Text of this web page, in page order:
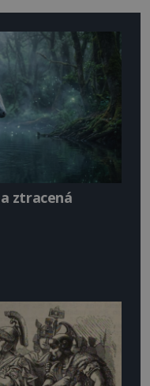
Mnozí
ztracená